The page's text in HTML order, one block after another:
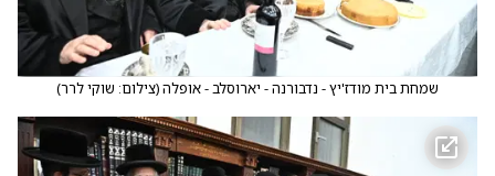
שמחת בית מודז'יץ - נדבורנה - יארוסלב - אופלה(צילום: שוקי לרר)